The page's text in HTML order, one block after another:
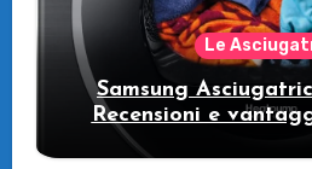
Le
Samsung
Recensioni e